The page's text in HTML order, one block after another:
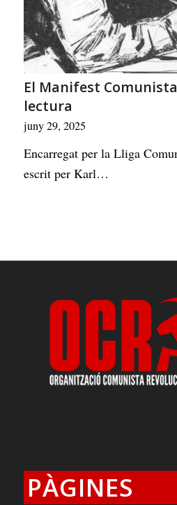
El Manifest
lectura
juny 29, 2025
Encarregat per la Lliga
escrit per Karl…
PÀGINES